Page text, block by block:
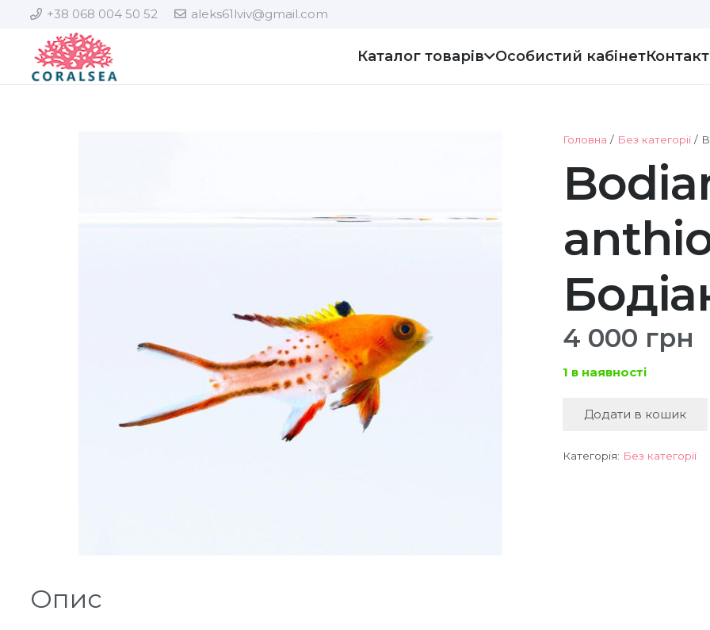
+38 068 004 50 52 aleks61lviv@gmail.com
Каталог товарів Особистий кабінет
Головна / Без категорії /
4 000 грн
1 в наявності
Bodianus
(S)
Додати в кошик
Категорія: Без категорії
Опис